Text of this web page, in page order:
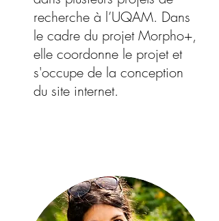
recherche à l’UQAM. Dans
le cadre du projet Morpho+,
elle coordonne le projet et
s'occupe de la conception
du site internet.